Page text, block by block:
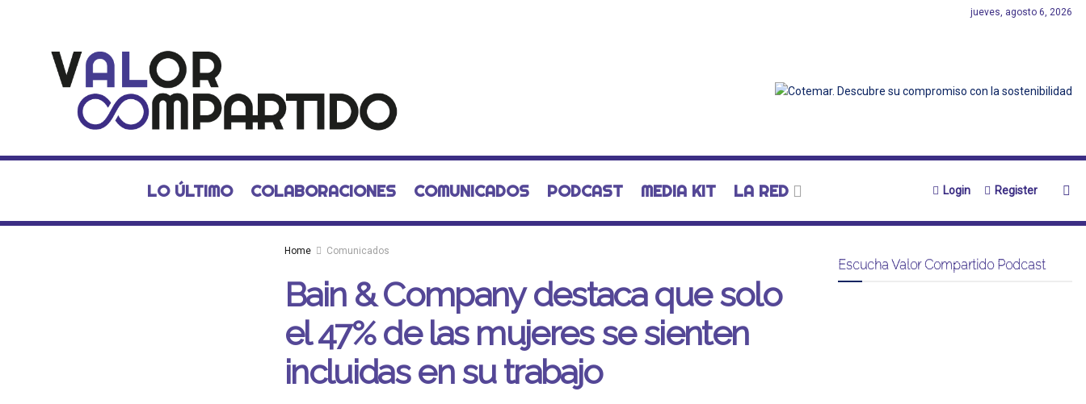
jueves, agosto 6, 2026
LO ÚLTIMO COLABORACIONES COMUNICADOS PODCAST MEDIA KIT LA RED Login Register
Home Comunicados
Bain & Company destaca que solo
el 47% de las mujeres se sienten
incluidas en su trabajo
Escucha Valor Compartido Podcast